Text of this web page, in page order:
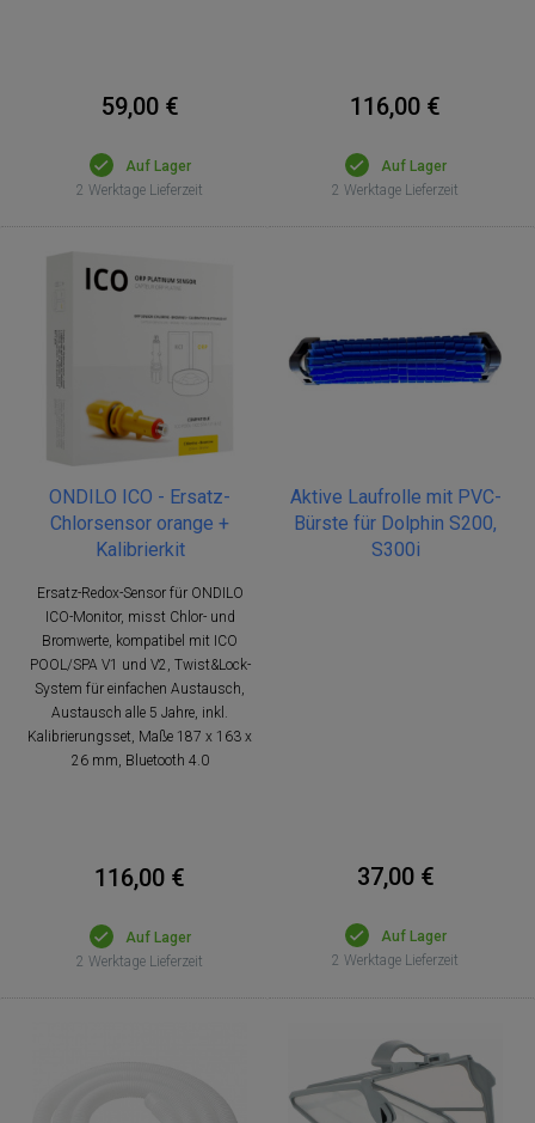
59,00 €
Auf Lager
2 Werktage Lieferzeit
116,00 €
Auf Lager
2 Werktage Lieferzeit
ONDILO ICO - Ersatz-
Chlorsensor orange +
Kalibrierkit
Ersatz-Redox-Sensor für ONDILO
ICO-Monitor, misst Chlor- und
Bromwerte, kompatibel mit ICO
POOL/SPA V1 und V2, Twist&Lock-
System für einfachen Austausch,
Austausch alle 5 Jahre, inkl.
Kalibrierungsset, Maße 187 x 163 x
26 mm, Bluetooth 4.0
116,00 €
Auf Lager
2 Werktage Lieferzeit
Aktive Laufrolle mit PVC-
Bürste für Dolphin S200,
S300i
37,00 €
Auf Lager
2 Werktage Lieferzeit